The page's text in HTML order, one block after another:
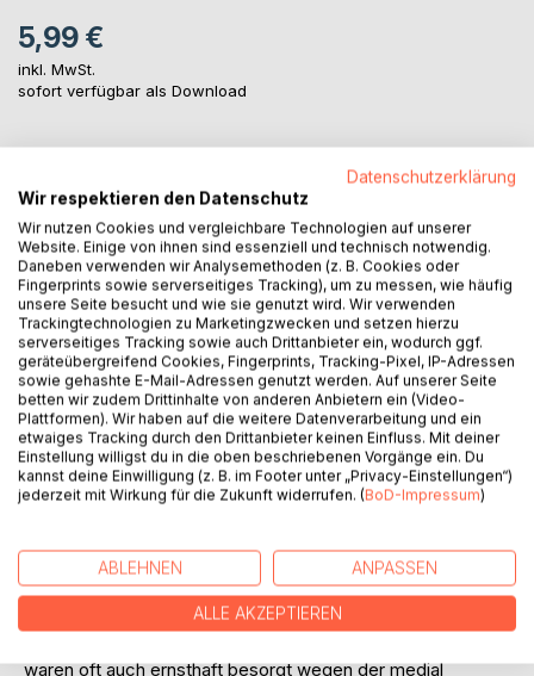
5,99 €
inkl. MwSt.
sofort verfügbar als Download
Auf die Merkliste
Titel bewerten
BESCHREIBUNG
der Tourismus-Administration tätig zu werden. In Georgien,
in der Autonomen Republik Ajara, genauer in Batumi am
Schwarzen Meer. Skeptiker warnten vor den
waren oft auch ernsthaft besorgt wegen der medial
Datenschutzerklärung
Wir respektieren den Datenschutz
Wir nutzen Cookies und vergleichbare Technologien auf unserer
Website. Einige von ihnen sind essenziell und technisch notwendig.
Daneben verwenden wir Analysemethoden (z. B. Cookies oder
Fingerprints sowie serverseitiges Tracking), um zu messen, wie häufig
unsere Seite besucht und wie sie genutzt wird. Wir verwenden
Trackingtechnologien zu Marketingzwecken und setzen hierzu
serverseitiges Tracking sowie auch Drittanbieter ein, wodurch ggf.
geräteübergreifend Cookies, Fingerprints, Tracking-Pixel, IP-Adressen
sowie gehashte E-Mail-Adressen genutzt werden. Auf unserer Seite
betten wir zudem Drittinhalte von anderen Anbietern ein (Video-
Plattformen). Wir haben auf die weitere Datenverarbeitung und ein
etwaiges Tracking durch den Drittanbieter keinen Einfluss. Mit deiner
Einstellung willigst du in die oben beschriebenen Vorgänge ein. Du
kannst deine Einwilligung (z. B. im Footer unter „Privacy-Einstellungen“)
jederzeit mit Wirkung für die Zukunft widerrufen. (BoD-Impressum)
ABLEHNEN ANPASSEN
ALLE AKZEPTIEREN